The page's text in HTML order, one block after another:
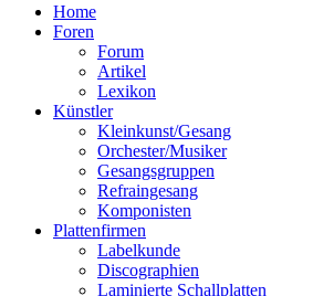
Home
Foren
Forum
Artikel
Lexikon
Künstler
Kleinkunst/Gesang
Orchester/Musiker
Gesangsgruppen
Refraingesang
Komponisten
Plattenfirmen
Labelkunde
Discographien
Laminierte Schallplatten